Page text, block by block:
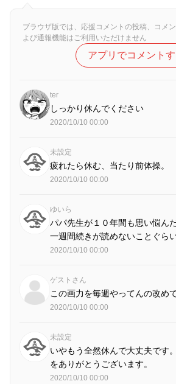
ブラウザ版では、応援コメントの投稿、コメ
よび通報機能はご利用いただけません
アプリでコメント
ter
しっかり休んでください
2020/10/10 00:00
未設定
疲れたら休む、当たり前体操。
2020/10/10 00:00
ゆいら
パパ先生が１０年間も思い悩ん
一週間続きが読めないことぐら
2020/10/10 00:00
ゲストさん
この画力を毎週やってんの改め
2020/10/10 00:00
未設定
いやもう全然休んで大丈夫です
をありがとうございます。
2020/10/10 00:00